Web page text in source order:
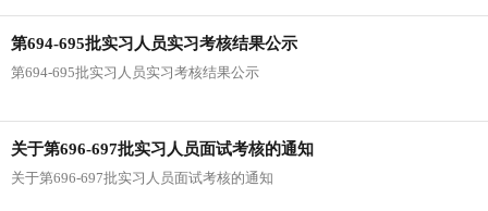
第694-695批实习人员实习考核结果公示
第694-695批实习人员实习考核结果公示
关于第696-697批实习人员面试考核的通知
关于第696-697批实习人员面试考核的通知